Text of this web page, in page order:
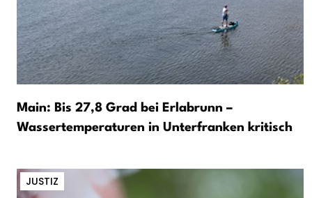
Main: Bis 27,8 Grad bei Erlabrunn –
Wassertemperaturen in Unterfranken kritisch
JUSTIZ